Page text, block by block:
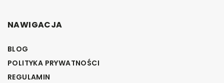
NAWIGACJA
BLOG
POLITYKA PRYWATNOŚCI
REGULAMIN